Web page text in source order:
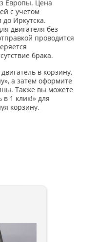
Европы. Цена
с учетом
Иркутска.
двигателя без
проводится
брака.
в корзину,
а затем оформите
Также вы можете
в 1 клик!» для
корзину.